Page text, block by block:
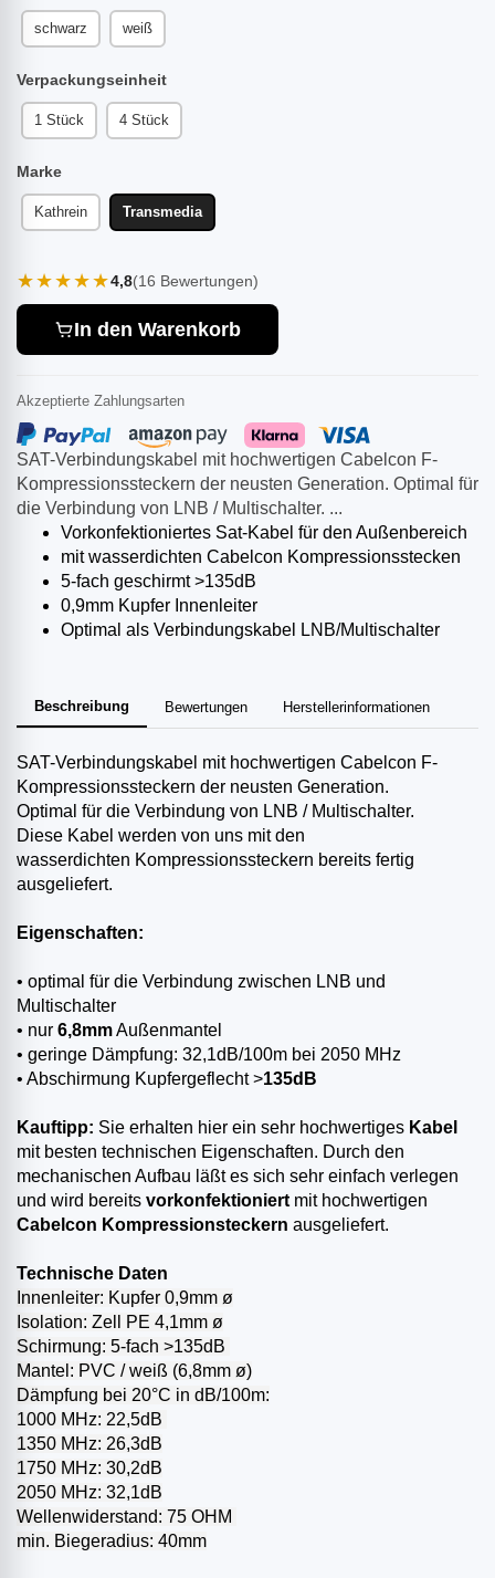
SAT-Verbindungskabel mit hochwertigen Cabelcon F-
Kompressionssteckern der neusten Generation. Optimal für
die Verbindung von LNB / Multischalter. ...
Vorkonfektioniertes Sat-Kabel für den Außenbereich
mit wasserdichten Cabelcon Kompressionsstecken
5-fach geschirmt >135dB
0,9mm Kupfer Innenleiter
Optimal als Verbindungskabel LNB/Multischalter
Beschreibung Bewertungen Herstellerinformationen
SAT-Verbindungskabel mit hochwertigen Cabelcon F-
Kompressionssteckern der neusten Generation.
Optimal für die Verbindung von LNB / Multischalter.
Diese Kabel werden von uns mit den
wasserdichten Kompressionssteckern bereits fertig
ausgeliefert.
Eigenschaften:
• optimal für die Verbindung zwischen LNB und
Multischalter
• nur 6,8mmAußenmantel
• geringe Dämpfung: 32,1dB/100m bei 2050 MHz
• Abschirmung Kupfergeflecht >135dB
Kauftipp: Sie erhalten hier ein sehr hochwertiges Kabel
mit besten technischen Eigenschaften. Durch den
mechanischen Aufbau läßt es sich sehr einfach verlegen
und wird bereits vorkonfektioniert mit hochwertigen
Cabelcon Kompressionsteckern ausgeliefert.
Technische Daten
Innenleiter: Kupfer 0,9mm ø
Isolation: Zell PE 4,1mm ø
Schirmung: 5-fach >135dB
Mantel: PVC / weiß (6,8mm ø)
Dämpfung bei 20°C in dB/100m:
1000 MHz: 22,5dB
1350 MHz: 26,3dB
1750 MHz: 30,2dB
2050 MHz: 32,1dB
Wellenwiderstand: 75 OHM
min. Biegeradius: 40mm
schwarz weiß
Verpackungseinheit
1 Stück 4 Stück
Marke
Kathrein Transmedia
★★★★★4,8(16 Bewertungen)
In den Warenkorb
Akzeptierte Zahlungsarten